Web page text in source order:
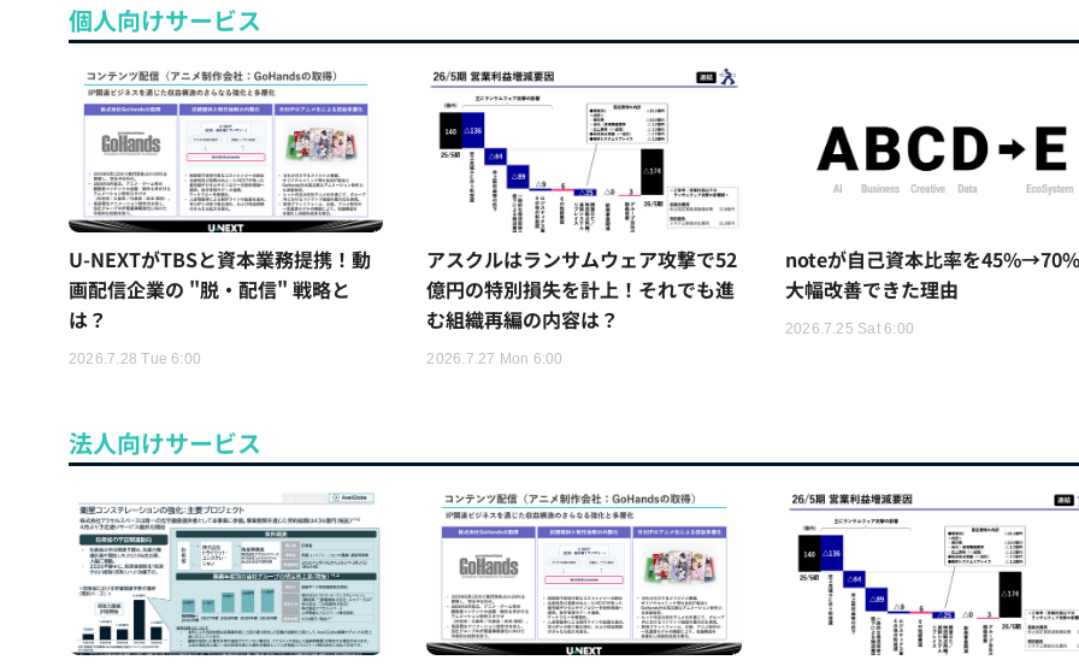
個人向けサービス
U-NEXTがTBSと資本業務提携！動
画配信企業の "脱・配信" 戦略と
は？
2026.7.28 Tue 6:00
アスクルはランサムウェア攻撃で52
億円の特別損失を計上！それでも進
む組織再編の内容は？
2026.7.27 Mon 6:00
noteが自己資本比率を
大幅改善できた理由
2026.7.25 Sat 6:00
法人向けサービス